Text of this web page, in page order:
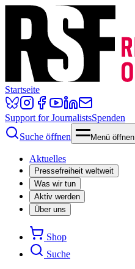
Startseite
Support for JournalistsSpenden
Suche öffnen
Menü öffnen
Aktuelles
Pressefreiheit weltweit
Was wir tun
Aktiv werden
Über uns
Shop
Suche